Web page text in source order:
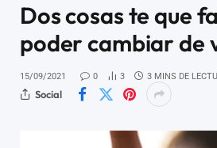
Dos cosas te que
poder cambiar de
15/09/2021 0 3 3 MINS DE
Social